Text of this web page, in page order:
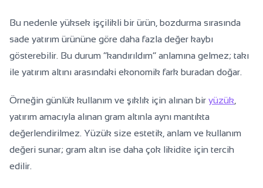
Bu nedenle yüksek işçilikli bir ürün, bozdurma sırasında
sade yatırım ürününe göre daha fazla değer kaybı
gösterebilir. Bu durum “kandırıldım” anlamına gelmez; takı
ile yatırım altını arasındaki ekonomik fark buradan doğar.
Örneğin günlük kullanım ve şıklık için alınan bir yüzük
yatırım amacıyla alınan gram altınla aynı mantıkta
değerlendirilmez. Yüzük size estetik, anlam ve kullanım
değeri sunar; gram altın ise daha çok likidite için tercih
edilir.